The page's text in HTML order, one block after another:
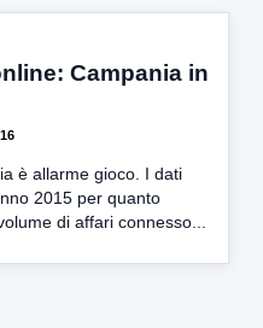
Campania in
è allarme gioco. I dati
2015 per quanto
di affari connesso...